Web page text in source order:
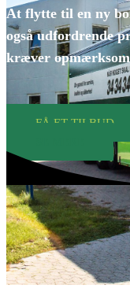
At flytte til en ny
også udfordrende
kræver
FÅ ET TILBUD